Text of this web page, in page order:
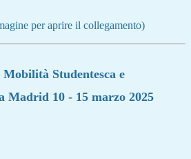
per aprire il collegamento)
Studentesca e
Madrid 10 - 15 marzo 2025